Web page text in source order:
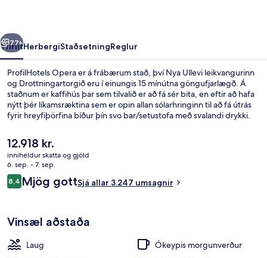
Næsta
77+
YfirlitHerbergiStaðsetningReglur
ProfilHotels Opera er á frábærum stað, því Nya Ullevi leikvangurinn
og Drottningartorgið eru í einungis 15 mínútna göngufjarlægð. Á
staðnum er kaffihús þar sem tilvalið er að fá sér bita, en eftir að hafa
nýtt þér líkamsræktina sem er opin allan sólarhringinn til að fá útrás
fyrir hreyfiþörfina bíður þín svo bar/setustofa með svalandi drykki.
Ferðamenn sem hafa dvalið á staðnum hafa verið mjög ánægðir en
meðal þess sem þeir nefna sem sérstaka kosti eru hjálpsamt
starfsfólk og morgunverðurinn. Það er ekki langt að fara til að komast
í almenningssamgöngur: Nordstan sporvagnastoppistöðin er í
nokkurra skrefa fjarlægð og Göteborg Centralst Drottningt-stöðin
er í 2 mínútna göngufjarlægð.
Núverandi
verð
er
12.918 kr.
12.918 kr.
inniheldur skatta og gjöld
6. sep. - 7. sep.
Umsagnir
8,48,4 af 10
Mjög gottSjá allar 3.247 umsagnir
Vinsæl aðstaða
Laug
Ókeypis morgunverður